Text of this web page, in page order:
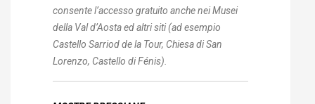
consente l’accesso gratuito anche nei Musei
della Val d’Aosta ed altri siti (ad esempio
Castello Sarriod de la Tour, Chiesa di San
Lorenzo, Castello di Fénis).